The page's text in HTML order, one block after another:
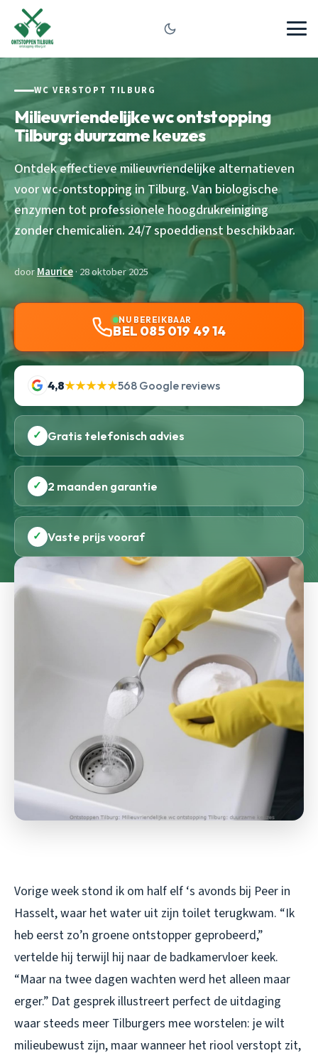
WC VERSTOPT TILBURG
Milieuvriendelijke wc ontstopping
Tilburg: duurzame keuzes
Ontdek effectieve milieuvriendelijke alternatieven
voor wc-ontstopping in Tilburg. Van biologische
enzymen tot professionele hoogdrukreiniging
zonder chemicaliën. 24/7 spoeddienst beschikbaar.
doorMaurice· 28 oktober 2025
NU BEREIKBAAR
BEL 085 019 49 14
4,8★★★★★568 Google reviews
✓ Gratis telefonisch advies
✓ 2 maanden garantie
✓ Vaste prijs vooraf
Vorige week stond ik om half elf ‘s avonds bij Peer in
Hasselt, waar het water uit zijn toilet terugkwam. “Ik
heb eerst zo’n groene ontstopper geprobeerd,”
vertelde hij terwijl hij naar de badkamervloer keek.
“Maar na twee dagen wachten werd het alleen maar
erger.” Dat gesprek illustreert perfect de uitdaging
waar steeds meer Tilburgers mee worstelen: je wilt
milieubewust zijn, maar wanneer het riool verstopt zit,